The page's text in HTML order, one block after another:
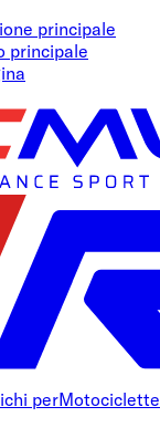
principale
principale
perMotociclette